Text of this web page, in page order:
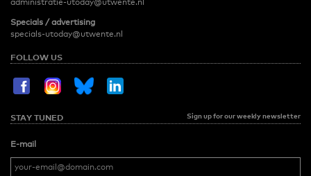
administratie-utoday@utwente.nl
Specials / advertising
specials-utoday@utwente.nl
FOLLOW US
STAY TUNED Sign up for our weekly newsletter
E-mail